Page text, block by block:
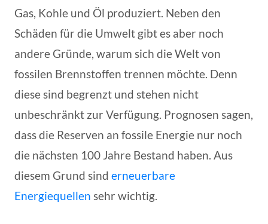
Gas, Kohle und Öl produziert. Neben den
Schäden für die Umwelt gibt es aber noch
andere Gründe, warum sich die Welt von
fossilen Brennstoffen trennen möchte. Denn
diese sind begrenzt und stehen nicht
unbeschränkt zur Verfügung. Prognosen sagen,
dass die Reserven an fossile Energie nur noch
die nächsten 100 Jahre Bestand haben. Aus
diesem Grund sind erneuerbare
Energiequellen sehr wichtig.